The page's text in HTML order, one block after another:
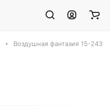
Воздушная фантазия 15-243